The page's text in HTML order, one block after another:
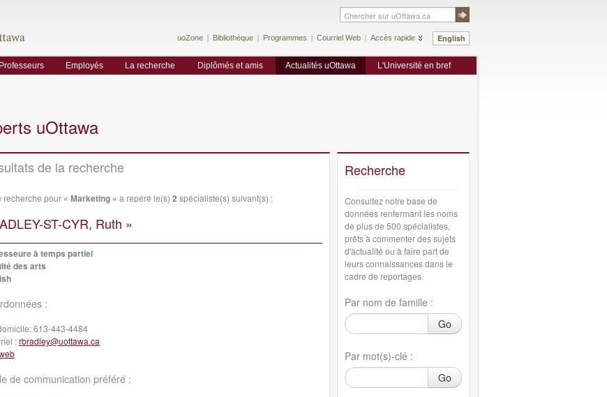
English
uoZone Bibliothèque Programmes Courriel Web Accès rapide
Professeurs Employés La recherche Diplômés et amis Actualités uOttawa L'Université en bref
uOttawa
de la recherche
recherche pour « Marketing » a repéré le(s) 2 spécialiste(s) suivant(s) :
ST-CYR, Ruth »
à temps partiel
des arts
:
613-443-4484
:rbradley@uottawa.ca
de communication préféré :
Recherche
Consultez notre base de
données renfermant les noms
de plus de 500 spécialistes,
prêts à commenter des sujets
d'actualité ou à faire part de
leurs connaissances dans le
cadre de reportages.
Par nom de famille :
Go
Par mot(s)-clé :
Go